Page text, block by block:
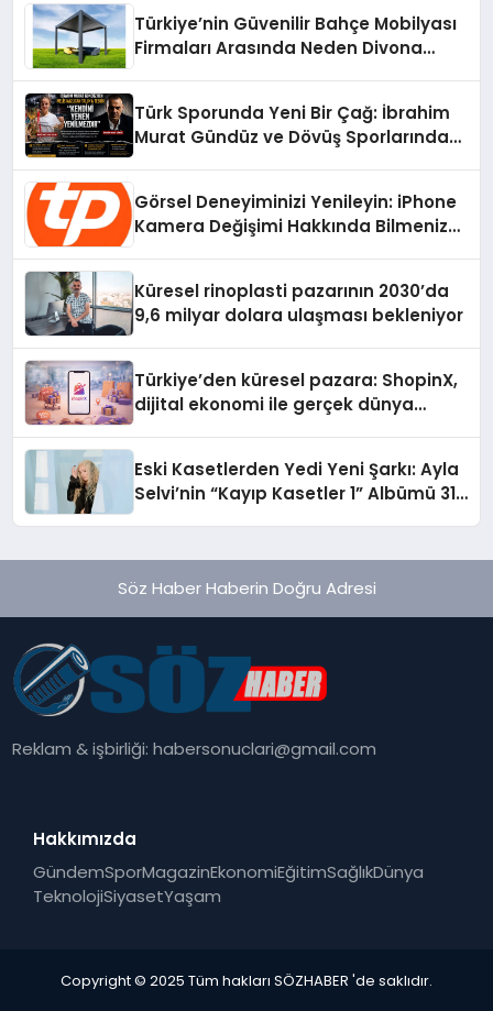
Türkiye’nin Güvenilir Bahçe Mobilyası
Firmaları Arasında Neden Divona
Türk Sporunda Yeni Bir Çağ: İbrahim
Murat Gündüz ve Dövüş Sporlarında
Görsel Deneyiminizi Yenileyin: iPhone
Kamera Değişimi Hakkında Bilmeniz
Küresel rinoplasti pazarının 2030’da
9,6 milyar dolara ulaşması bekleniyor
Türkiye’den küresel pazara: ShopinX,
dijital ekonomi ile gerçek dünya
Eski Kasetlerden Yedi Yeni Şarkı: Ayla
Selvi’nin “Kayıp Kasetler 1” Albümü 31
Söz Haber Haberin Doğru Adresi
Reklam & işbirliği:habersonuclari@gmail.com
Hakkımızda
GündemSporMagazinEkonomiEğitimSağlıkDünya
TeknolojiSiyasetYaşam
Copyright © 2025 Tüm hakları SÖZHABER 'de saklıdır.